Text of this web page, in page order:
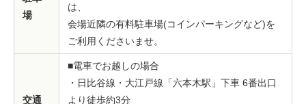
場
は、
会場近隣の有料駐車場(コインパーキングなど)を
ご利用くださいませ。
交通
■電車でお越しの場合
・日比谷線・大江戸線「六本木駅」下車 6番出口
より徒歩約3分